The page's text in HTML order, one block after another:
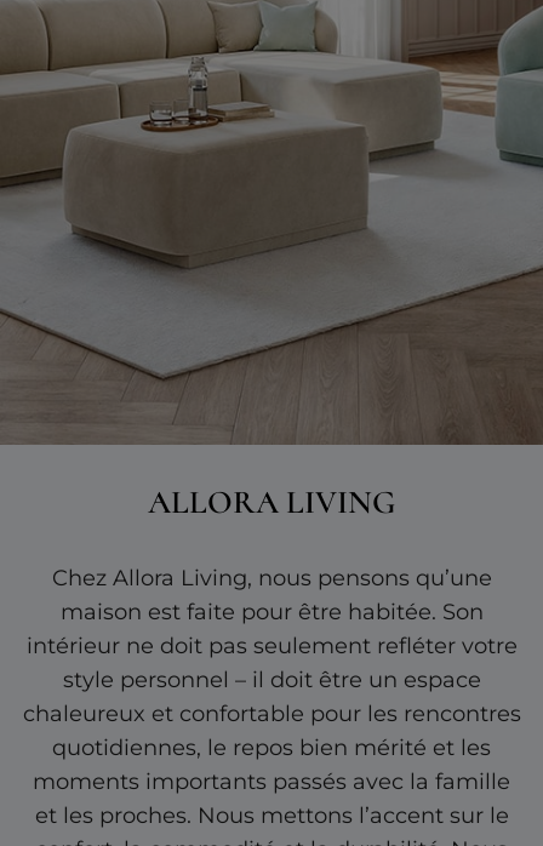
ALLORA LIVING
Chez Allora Living, nous pensons qu’une
maison est faite pour être habitée. Son
intérieur ne doit pas seulement refléter votre
style personnel – il doit être un espace
chaleureux et confortable pour les rencontres
quotidiennes, le repos bien mérité et les
moments importants passés avec la famille
et les proches. Nous mettons l’accent sur le